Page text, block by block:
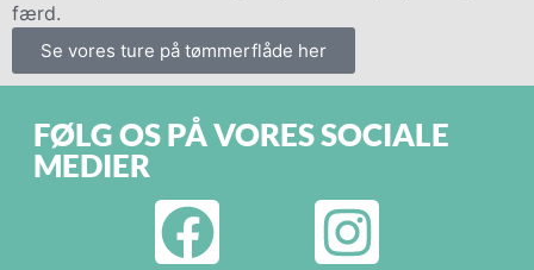
færd.
Se vores ture på tømmerflåde her
FØLG OS PÅ VORES SOCIALE
MEDIER